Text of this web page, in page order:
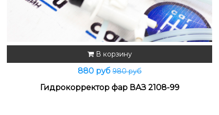
В корзину
880 руб980 руб
Гидрокорректор фар ВАЗ 2108-99